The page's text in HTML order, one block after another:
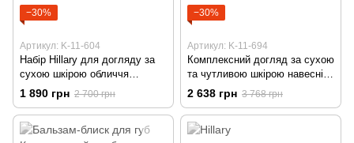
−30%
Артикул: K-11-604
Набір Hillary для догляду за
сухою шкірою обличчя
навесні
1 890 грн 2 700 грн
−30%
Артикул: K-11-694
Комплексний догляд за сухою
та чутливою шкірою навесні
Hillary
2 638 грн 3 768 грн